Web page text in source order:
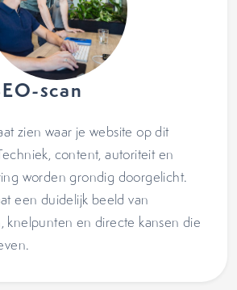
scan
zien waar je website op dit
content, autoriteit en
worden grondig doorgelicht.
een duidelijk beeld van
knelpunten en directe kansen die